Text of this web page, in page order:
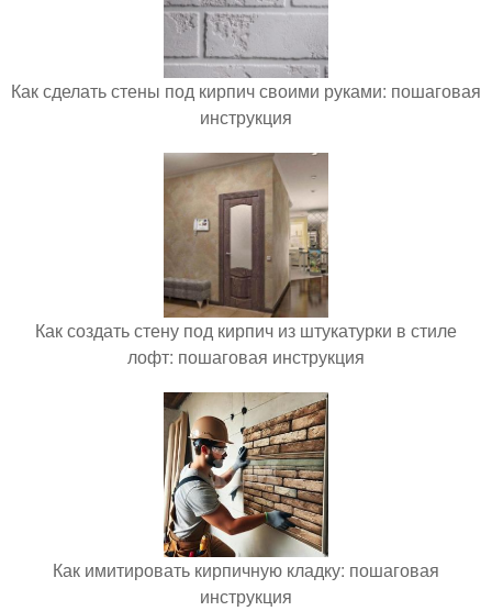
Как сделать стены под кирпич своими руками: пошаговая
инструкция
Как создать стену под кирпич из штукатурки в стиле
лофт: пошаговая инструкция
Как имитировать кирпичную кладку: пошаговая
инструкция